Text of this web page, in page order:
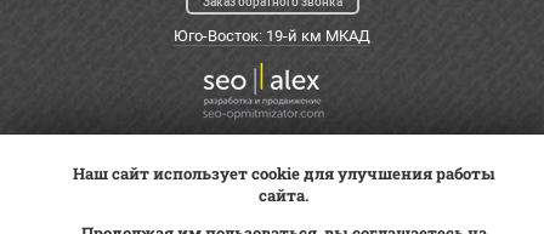
Юго-Восток: 19-й км МКАД
Трейд-ин
ВК Видео
Наш сайт использует cookie для улучшения работы
сайта.